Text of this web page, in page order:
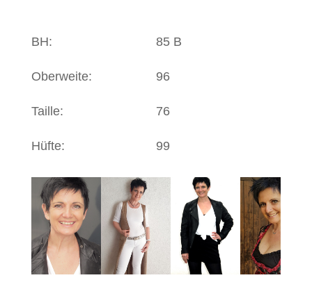
BH: 85 B
Oberweite: 96
Taille: 76
Hüfte: 99